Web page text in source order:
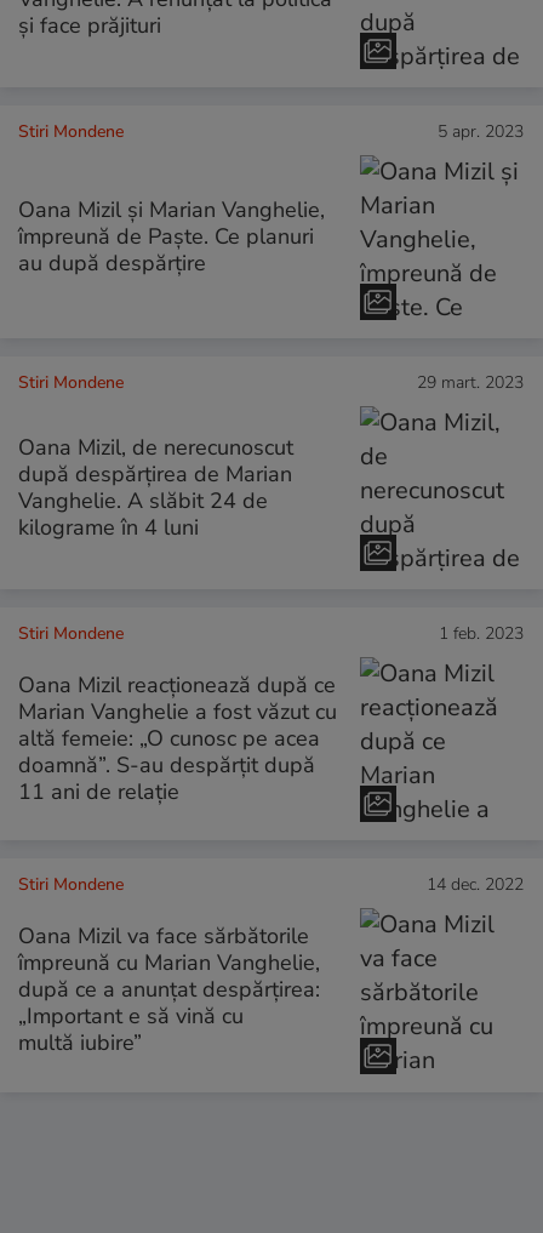
și face prăjituri
Stiri Mondene 5 apr. 2023
Oana Mizil și Marian Vanghelie,
împreună de Paște. Ce planuri
au după despărțire
Stiri Mondene 29 mart. 2023
Oana Mizil, de nerecunoscut
după despărțirea de Marian
Vanghelie. A slăbit 24 de
kilograme în 4 luni
Stiri Mondene 1 feb. 2023
Oana Mizil reacționează după ce
Marian Vanghelie a fost văzut cu
altă femeie: „O cunosc pe acea
doamnă”. S-au despărțit după
11 ani de relație
Stiri Mondene 14 dec. 2022
Oana Mizil va face sărbătorile
împreună cu Marian Vanghelie,
după ce a anunțat despărțirea:
„Important e să vină cu
multă iubire”